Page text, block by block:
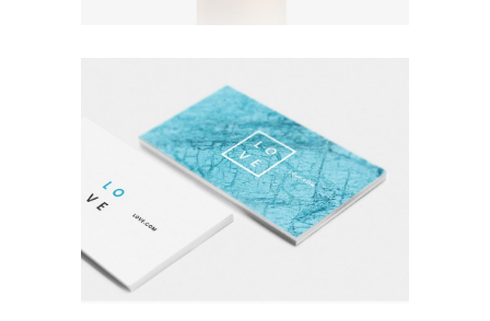
A LETTER TO SEPTEMBER
Nature Photography